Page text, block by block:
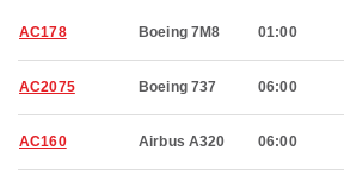
AC178 Boeing 7M8 01:00
AC2075 Boeing 737 06:00
AC160 Airbus A320 06:00